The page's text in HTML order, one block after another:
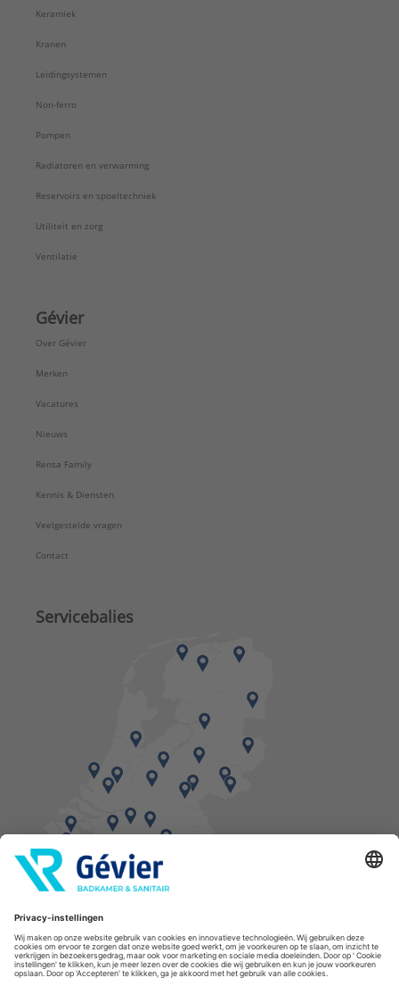
Keramiek
Kranen
Leidingsystemen
Non-ferro
Pompen
Radiatoren en verwarming
Reservoirs en spoeltechniek
Utiliteit en zorg
Ventilatie
Gévier
Over Gévier
Merken
Vacatures
Nieuws
Rensa Family
Kennis & Diensten
Veelgestelde vragen
Contact
Servicebalies
Vind een balie in de buurt
* Bestellingen geplaatst in het weekend worden, mits voorradig, dinsdag geleverd.